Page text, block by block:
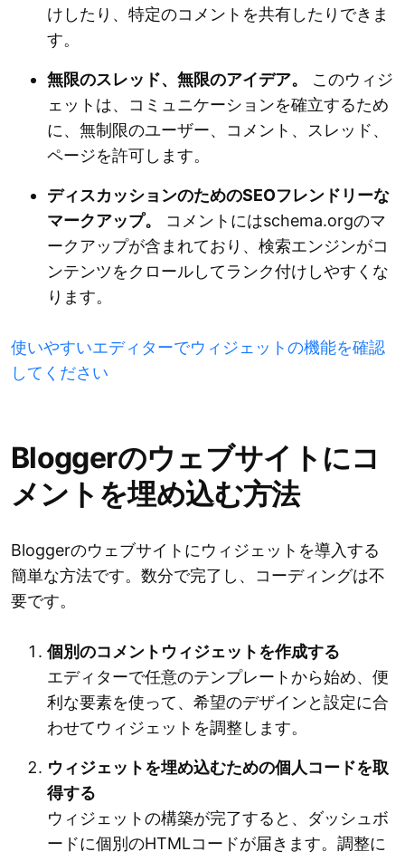
けしたり、特定のコメントを共有したりできま
す。
無限のスレッド、無限のアイデア。
このウィジ
ェットは、コミュニケーションを確立するため
に、無制限のユーザー、コメント、スレッド、
ページを許可します。
ディスカッションのためのSEOフレンドリーな
マークアップ。
コメントにはschema.orgのマ
ークアップが含まれており、検索エンジンがコ
ンテンツをクロールしてランク付けしやすくな
ります。
使いやすいエディターでウィジェットの機能を確認
してください
Bloggerのウェブサイトにコ
メントを埋め込む方法
Bloggerのウェブサイトにウィジェットを導入する
簡単な方法です。数分で完了し、コーディングは不
要です。
個別のコメントウィジェットを作成する
エディターで任意のテンプレートから始め、便
利な要素を使って、希望のデザインと設定に合
わせてウィジェットを調整します。
ウィジェットを埋め込むための個人コードを取
得する
ウィジェットの構築が完了すると、ダッシュボ
ードに個別のHTMLコードが届きます。調整に